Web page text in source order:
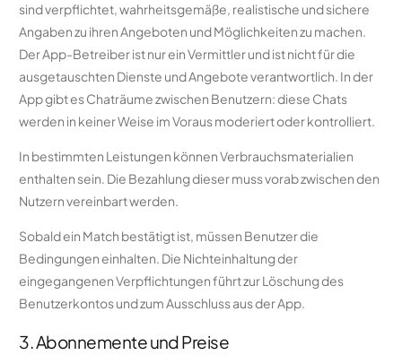
sind verpflichtet, wahrheitsgemäße, realistische und sichere
Angaben zu ihren Angeboten und Möglichkeiten zu machen.
Der App-Betreiber ist nur ein Vermittler und ist nicht für die
ausgetauschten Dienste und Angebote verantwortlich. In der
App gibt es Chaträume zwischen Benutzern: diese Chats
werden in keiner Weise im Voraus moderiert oder kontrolliert.
In bestimmten Leistungen können Verbrauchsmaterialien
enthalten sein. Die Bezahlung dieser muss vorab zwischen den
Nutzern vereinbart werden.
Sobald ein Match bestätigt ist, müssen Benutzer die
Bedingungen einhalten. Die Nichteinhaltung der
eingegangenen Verpflichtungen führt zur Löschung des
Benutzerkontos und zum Ausschluss aus der App.
3. Abonnemente und Preise